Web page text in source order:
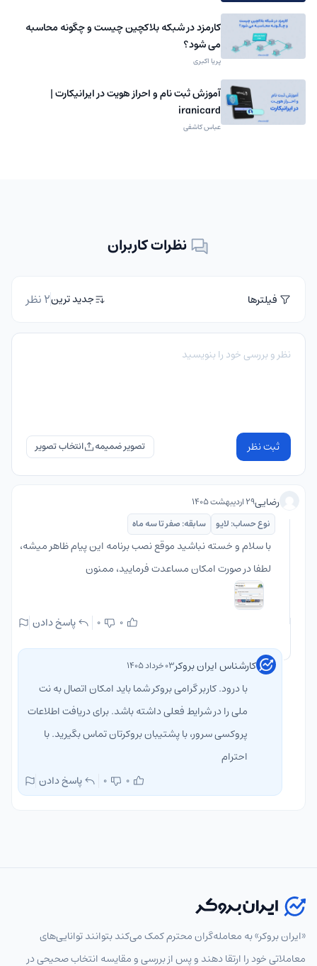
کارمزد در شبکه بلاکچین چیست و چگونه محاسبه
می شود؟
پریا اکبری
آموزش ثبت نام و احراز هویت در ایرانیکارت |
iranicard
عباس کاشفی
نظرات کاربران
فیلترها جدید ترین2 نظر
ثبت نظر تصویر ضمیمه
رضایی۲۹ اردیبهشت ۱۴۰۵
نوع حساب: لایو
سابقه: صفر تا سه ماه
با سلام و خسته نباشید موقع نصب برنامه این پیام ظاهر میشه،
لطفا در صورت امکان مساعدت فرمایید، ممنون
0
0 پاسخ دادن
کارشناس ایران بروکر۰۳ خرداد ۱۴۰۵
با درود. کاربر گرامی بروکر شما باید امکان اتصال به نت
ملی را در شرایط فعلی داشته باشد. برای دریافت اطلاعات
پروکسی سرور، با پشتیبان بروکرتان تماس بگیرید. با
احترام
0
0 پاسخ دادن
«ایران بروکر» به معامله‌گران محترم کمک می‌کند بتوانند توانایی‌های
معاملاتی خود را ارتقا دهند و پس از بررسی و مقایسه انتخاب‌ صحیحی در